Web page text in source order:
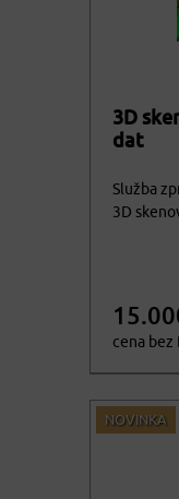
3D
dat
Služba
3D
cena bez
NOVINKA